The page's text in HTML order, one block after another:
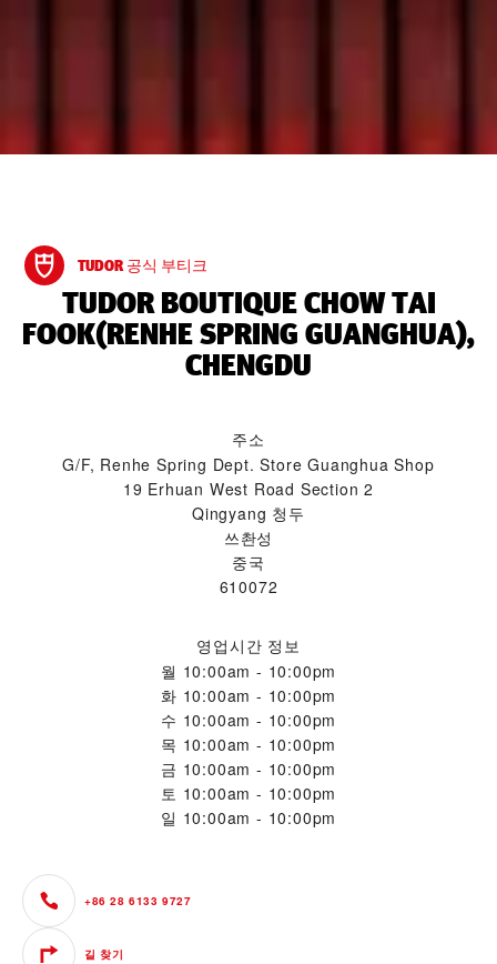
TUDOR 공식 부티크
‭TUDOR BOUTIQUE CHOW TAI
FOOK(RENHE SPRING GUANGHUA),
CHENGDU‬
주소
G/F, Renhe Spring Dept. Store Guanghua Shop
19 Erhuan West Road Section 2
Qingyang 청두
쓰촨성
중국
610072
영업시간 정보
월 10:00am - 10:00pm
화 10:00am - 10:00pm
수 10:00am - 10:00pm
목 10:00am - 10:00pm
금 10:00am - 10:00pm
토 10:00am - 10:00pm
일 10:00am - 10:00pm
+86 28 6133 9727
길 찾기